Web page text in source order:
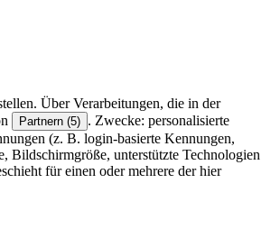
Über Verarbeitungen, die in der
Partnern (5) . Zwecke: personalisierte
(z. B. login-basierte Kennungen,
Bildschirmgröße, unterstützte Technologien
für einen oder mehrere der hier